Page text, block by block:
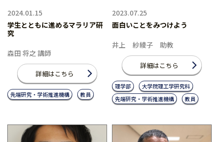
2024.01.15
学生とともに進めるマラリア研
究
森田 将之 講師
詳細はこちら
先端研究・学術推進機構 教員
2023.07.25
面白いことをみつけよう
井上 紗綾子 助教
詳細はこちら
理学部
大学院理工学研究科
先端研究・学術推進機構
教員